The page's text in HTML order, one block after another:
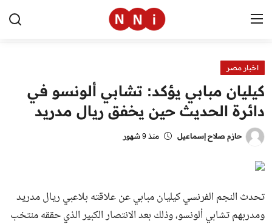
الرئيسية
اخبار مصر
العالم
اخبار مصر
كيليان مبابي يؤكد: تشابي ألونسو في
دائرة الحديث حين يخفق ريال مدريد
حازم صلاح إسماعيل منذ 9 شهور
تحدث النجم الفرنسي كيليان مبابي عن علاقته بلاعبي ريال مدريد
ومدربهم تشابي ألونسو، وذلك بعد الانتصار الكبير الذي حققه منتخب